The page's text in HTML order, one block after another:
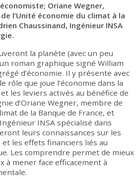
Oriane Wegner,
l’Unité économie du climat à la
Chaussinand, Ingénieur INSA
la planète (avec un peu
roman graphique signé William
d’économie. Il y présente avec
rôle que joue l’économie dans la
les leviers activés au bénéfice de
d’Oriane Wegner, membre de
de la Banque de France, et
INSA spécialisé dans
leurs connaissances sur les
les effets financiers liés au
Les comprendre permet de mieux
à mener face efficacement à